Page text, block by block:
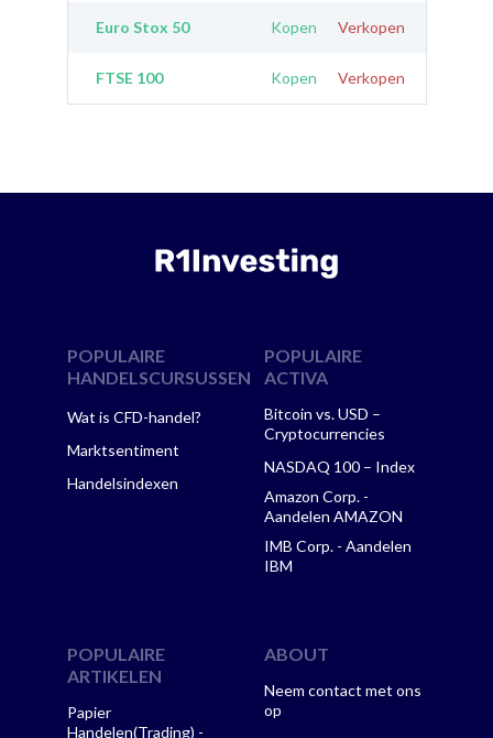
Euro Stox 50 Kopen Verkopen
FTSE 100 Kopen Verkopen
POPULAIRE
HANDELSCURSUSSEN
Wat is CFD-handel?
Marktsentiment
Handelsindexen
POPULAIRE
ACTIVA
Bitcoin vs. USD –
Cryptocurrencies
NASDAQ 100 – Index
Amazon Corp. -
Aandelen AMAZON
IMB Corp. - Aandelen
IBM
POPULAIRE
ARTIKELEN
Papier
Handelen(Trading) -
ABOUT
Neem contact met ons
op